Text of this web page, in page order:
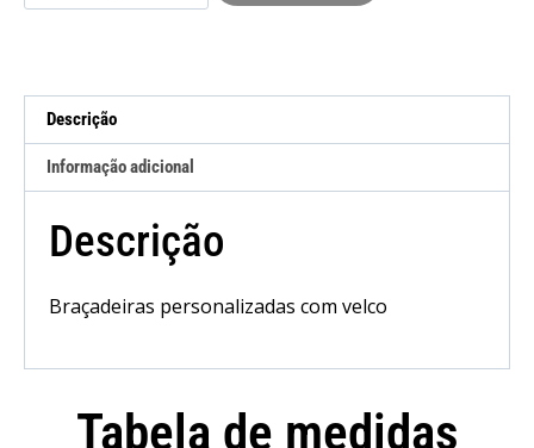
Descrição
Informação adicional
Descrição
Braçadeiras personalizadas com velco
Tabela de medidas